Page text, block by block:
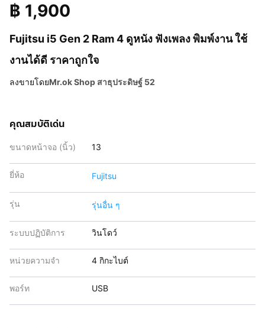
Fujitsu i5 Gen 2 Ram 4 ดูหนัง ฟังเพลง พิมพ์งาน ใช้
งานได้ดี ราคาถูกใจ
฿ 1,900
ลงขายโดยMr.ok Shop สาธุประดิษฐ์ 52
คุณสมบัติเด่น
ขนาดหน้าจอ (นิ้ว) 13
ยี่ห้อ Fujitsu
รุ่น รุ่นอื่น ๆ
ระบบปฏิบัติการ วินโดว์
หน่วยความจำ 4 กิกะไบต์
พอร์ท USB